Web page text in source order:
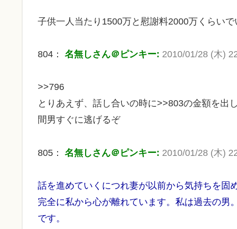
子供一人当たり1500万と慰謝料2000万くらいで
804： 名無しさん＠ピンキー: 2010/01/28 (木)
>>796
とりあえず、話し合いの時に>>803の金額を出
間男すぐに逃げるぞ
805： 名無しさん＠ピンキー: 2010/01/28 (木)
話を進めていくにつれ妻が以前から気持ちを固
完全に私から心が離れています。私は過去の男
です。